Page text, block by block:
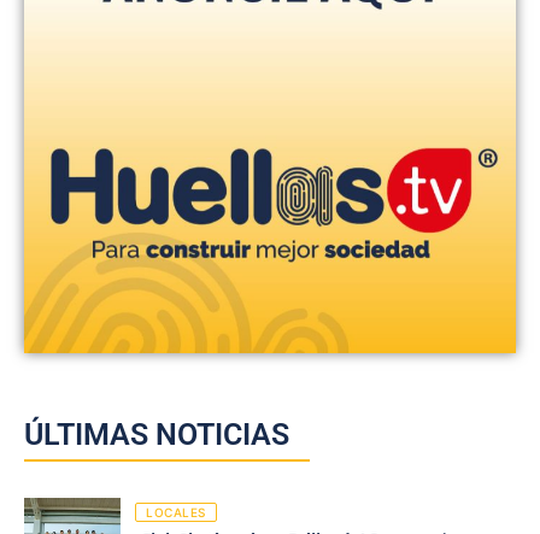
ÚLTIMAS NOTICIAS
LOCALES